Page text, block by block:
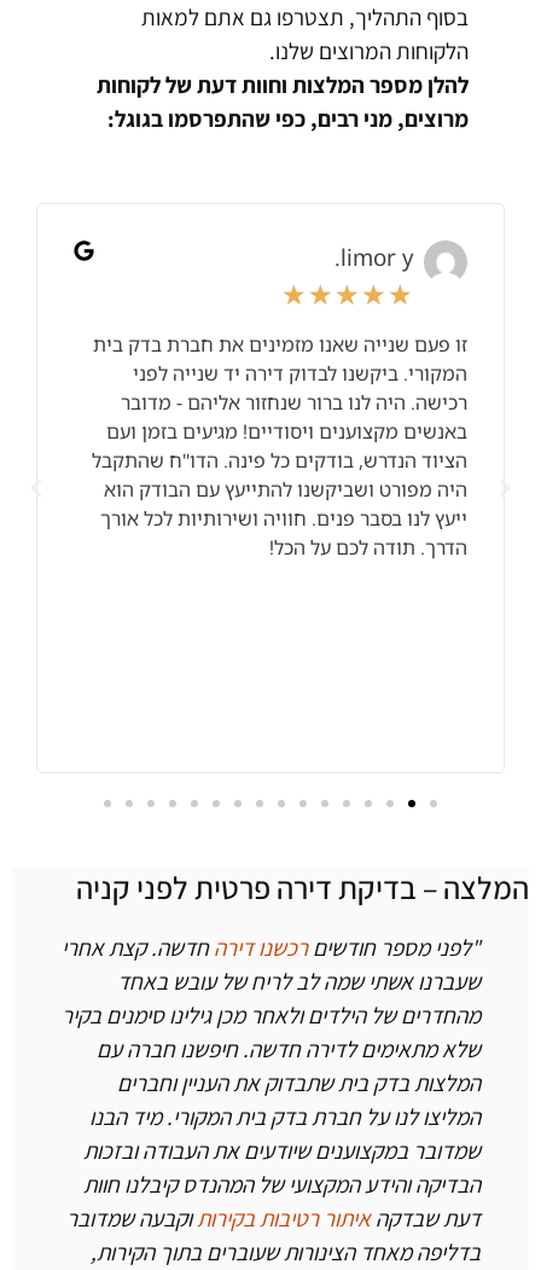
בסוף התהליך, תצטרפו גם אתם למאות
הלקוחות המרוצים שלנו.
להלן מספר המלצות וחוות דעת של לקוחות
מרוצים, מני רבים, כפי שהתפרסמו בגוגל:
ורד קדמי
☆
☆
☆
☆
☆
חייבת לתת המלצה חמה ביותר על יוסי וולדי שהיו
נפלאים מהרגע הראשון , זריזות ויעילות כאלה לא
פגשתי הרבה זמן. מעבר לזה שיש חשיבות עצומה
לבדיקה. אני מתכוונת להזמין אתכם שוב לביקורת
גם אחרי כניסה לדירה. מומלץ ביותר ומכל הלב
– בדיקת דירה פרטית לפני קניה
"לפני מספר חודשיםרכשנו דירהחדשה.קצת אחרי
שעברנו אשתי שמה לב לריח של עובש באחד
מהחדרים של הילדים ולאחר מכן גילינו סימנים בקיר
שלא מתאימים לדירה חדשה.חיפשנו חברה עם
המלצות בדק בית שתבדוק את העניין וחברים
המליצו לנו על חברת בדק בית המקורי.מיד הבנו
שמדובר במקצוענים שיודעים את העבודה ובזכות
הבדיקה והידע המקצועי של המהנדס קיבלנו חוות
דעת שבדקהאיתור רטיבות בקירותוקבעה שמדובר
בדליפה מאחד הצינורות שעוברים בתוך הקירות,